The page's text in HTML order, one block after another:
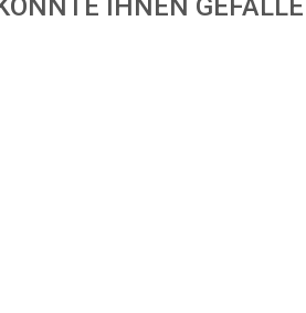
IHNEN